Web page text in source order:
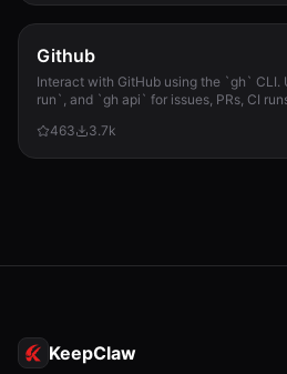
Github
Interact with GitHub using the `gh`
run`, and `gh api` for issues, PRs, CI
463
3.7k
KeepClaw